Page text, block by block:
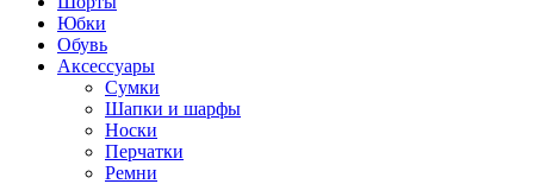
Юбки
Обувь
Аксессуары
Сумки
Шапки и шарфы
Носки
Перчатки
Ремни